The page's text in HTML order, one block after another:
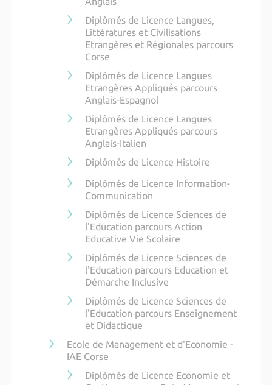
Diplômés de Licence Langues,
Littératures et Civilisations
Etrangères et Régionales parcours
Corse
Diplômés de Licence Langues
Etrangères Appliqués parcours
Anglais-Espagnol
Diplômés de Licence Langues
Etrangères Appliqués parcours
Anglais-Italien
Diplômés de Licence Histoire
Diplômés de Licence Information-
Communication
Diplômés de Licence Sciences de
l'Education parcours Action
Educative Vie Scolaire
Diplômés de Licence Sciences de
l'Education parcours Education et
Démarche Inclusive
Diplômés de Licence Sciences de
l'Education parcours Enseignement
et Didactique
Ecole de Management et d'Economie -
IAE Corse
Diplômés de Licence Economie et